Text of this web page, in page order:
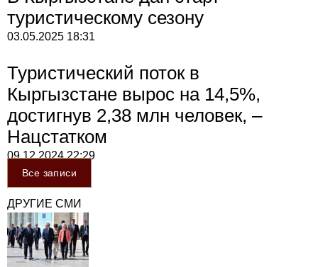
туристическому сезону
03.05.2025 18:31
Туристический поток в
Кыргызстане вырос на 14,5%,
достигнув 2,38 млн человек, –
Нацстатком
09.12.202422:29
Все записи
ДРУГИЕ СМИ